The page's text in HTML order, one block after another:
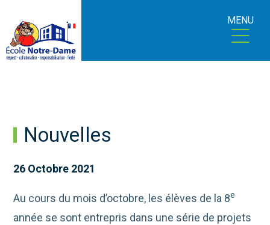
MENU
Nouvelles
26 Octobre 2021
Au cours du mois d’octobre, les élèves de la 8e
année se sont entrepris dans une série de projets